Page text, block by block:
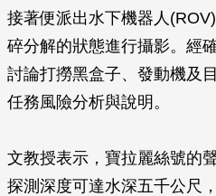
接著便派出水下機器人
碎分解的狀態進行攝影。經
討論打撈黑盒子、發動機及
任務風險分析與說明。
文教授表示，寶拉麗絲號的
探測深度可達水深五千公尺